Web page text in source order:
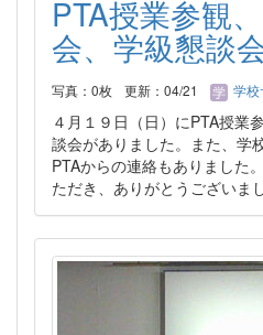
PTA授業参観
会、学級懇談
写真：0枚 更新：04/21 学校
４月１９日（日）にPTA授業
談会がありました。また、学
PTAからの連絡もありました
ただき、ありがとうございまし